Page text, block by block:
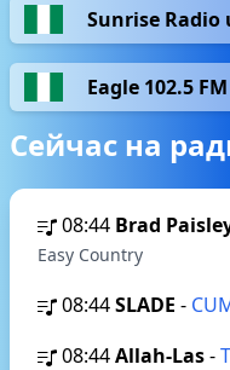
Sunrise Radio
Eagle 102.5 FM
Сейчас на
08:44 Brad
Easy Country
08:44SLADE -
08:44Allah-Las-